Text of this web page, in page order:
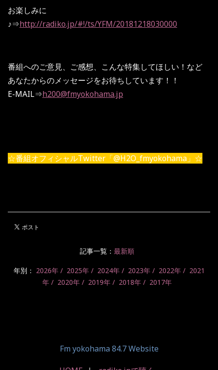
お楽しみに
♪⇒http://radiko.jp/#!/ts/YFM/20181218030000
番組へのご意見、ご感想、こんな特集してほしい！など
あなたからのメッセージをお待ちしています！！
E-MAIL⇒h200@fmyokohama.jp
☆番組オフィシャルTwitter「@H2O_fmyokohama」☆
記事一覧： 最新順
年別： 2026年 2025年 2024年 2023年 2022年
2021
年
2020年 2019年 2018年 2017年
Fm yokohama 84.7 Website